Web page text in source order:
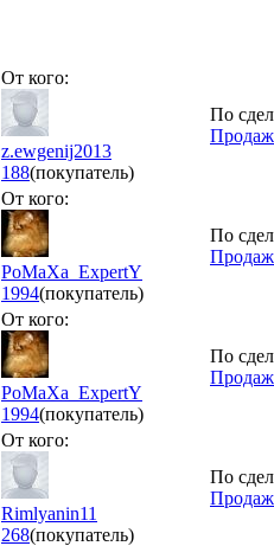
От кого:
z.ewgenij2013
188(покупатель)
По
От кого:
PoMaXa_ExpertY
1994(покупатель)
По
От кого:
PoMaXa_ExpertY
1994(покупатель)
По
От кого:
Rimlyanin11
268(покупатель)
По